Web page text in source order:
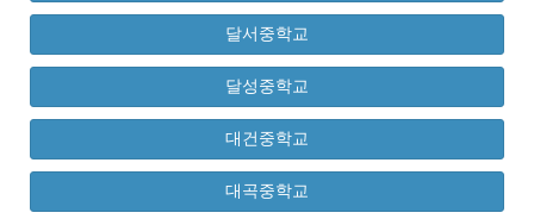
달서중학교
달성중학교
대건중학교
대곡중학교